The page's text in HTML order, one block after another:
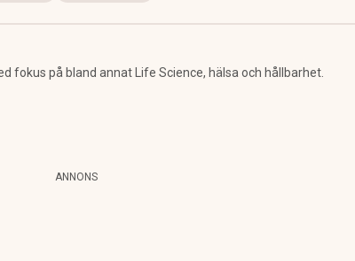
fokus på bland annat Life Science, hälsa och hållbarhet.
ANNONS